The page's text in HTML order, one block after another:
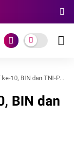
Polri Tingkatkan Pengamanan di Bali
BIN dan